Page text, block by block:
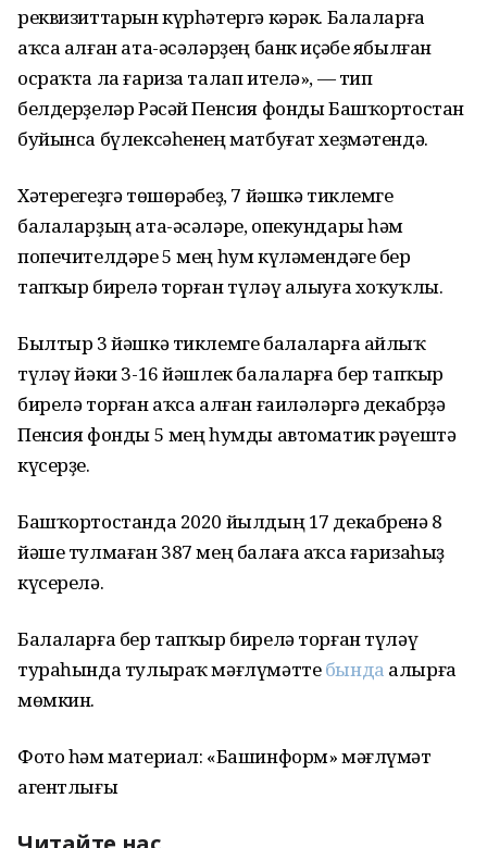
реквизиттарын күрһәтергә кәрәк. Балаларға
аҡса алған ата-әсәләрҙең банк иҫәбе ябылған
осраҡта ла ғариза талап ителә», — тип
белдерҙеләр Рәсәй Пенсия фонды Башҡортостан
буйынса бүлексәһенең матбуғат хеҙмәтендә.
Хәтерегеҙгә төшөрәбеҙ, 7 йәшкә тиклемге
балаларҙың ата-әсәләре, опекундары һәм
попечителдәре 5 мең һум күләмендәге бер
тапҡыр бирелә торған түләү алыуға хоҡуҡлы.
Былтыр 3 йәшкә тиклемге балаларға айлыҡ
түләү йәки 3-16 йәшлек балаларға бер тапҡыр
бирелә торған аҡса алған ғаиләләргә декабрҙә
Пенсия фонды 5 мең һумды автоматик рәүештә
күсерҙе.
Башҡортостанда 2020 йылдың 17 декабренә 8
йәше тулмаған 387 мең балаға аҡса ғаризаһыҙ
күсерелә.
Балаларға бер тапҡыр бирелә торған түләү
тураһында тулыраҡ мәғлүмәттебында алырға
мөмкин.
Фото һәм материал: «Башинформ» мәғлүмәт
агентлығы